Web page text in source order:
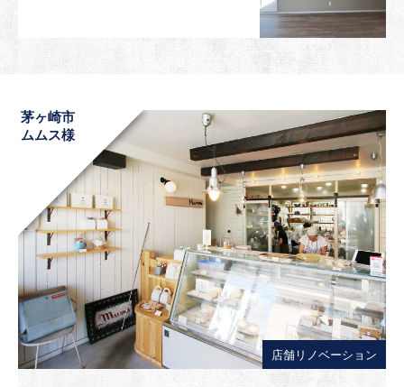
茅ヶ崎市
ムムス様
店舗リノベーション